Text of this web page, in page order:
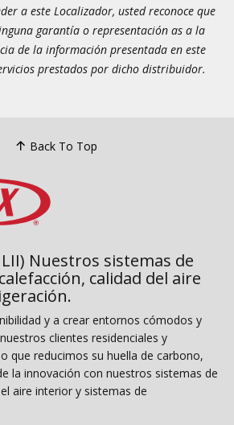
a este Localizador, usted reconoce que
garantía o representación as a la
de la información presentada en este
prestados por dicho distribuidor.
Back To Top
LII) Nuestros sistemas de
calidad del aire
y a crear entornos cómodos y
clientes residenciales y
que reducimos su huella de carbono,
la innovación con nuestros sistemas de
aire interior y sistemas de